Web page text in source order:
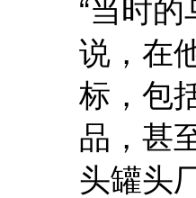
“当时
说，在
标，包
品，甚
头罐头